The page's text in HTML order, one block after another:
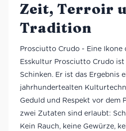
Zeit, Terroir
Tradition
Prosciutto Crudo - Eine Ikone
Esskultur Prosciutto Crudo
Schinken. Er ist das Ergebnis
jahrhundertealten
Geduld und Respekt vor dem
zwei Zutaten sind erlaubt:
Kein Rauch, keine Gewürze,